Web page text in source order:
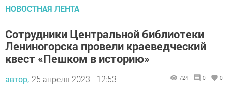
НОВОСТНАЯ ЛЕНТА
Сотрудники Центральной библиотеки
Лениногорска провели краеведческий
квест «Пешком в историю»
автор, 25 апреля 2023 - 12:53 724 0 0